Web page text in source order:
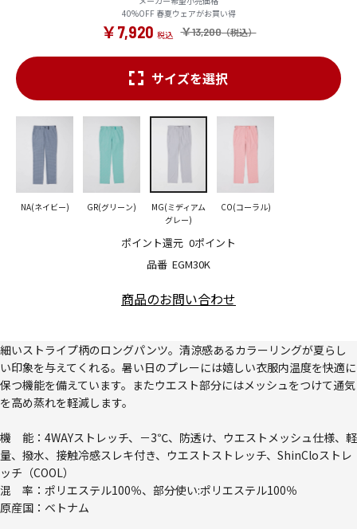
40%OFF 春夏ウェアがお買い得
￥13,200
￥7,920
品番 EGM30K
ポイント還元 0ポイント
サイズを選択
NA(ネイビー) GR(グリーン)
MG(ミディアム
グレー)
CO(コーラル)
商品のお問い合わせ
細いストライプ柄のロングパンツ。清涼感あるカラーリングが夏らし
い印象を与えてくれる。暑い日のプレーには嬉しい衣服内温度を快適に
保つ機能を備えています。またウエスト部分にはメッシュをつけて通気
を高め蒸れを軽減します。
機 能：4WAYストレッチ、－3℃、防透け、ウエストメッシュ仕様、軽
量、撥水、接触冷感スレキ付き、ウエストストレッチ、ShinCloストレ
ッチ（COOL）
混 率：ポリエステル100％、部分使い:ポリエステル100％
原産国：ベトナム